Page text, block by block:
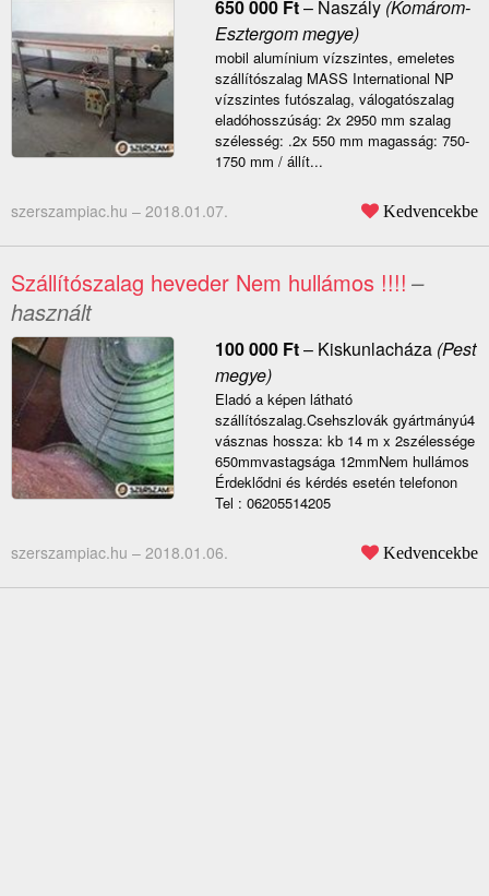
650 000 Ft– Naszály(Komárom-
Esztergom megye)
mobil alumínium vízszintes, emeletes
szállítószalag MASS International NP
vízszintes futószalag, válogatószalag
eladóhosszúság: 2x 2950 mm szalag
szélesség: .2x 550 mm magasság: 750-
1750 mm / állít...
szerszampiac.hu – 2018.01.07. Kedvencekbe
Szállítószalag heveder Nem hullámos !!!! –
használt
100 000 Ft– Kiskunlacháza(Pest
megye)
Eladó a képen látható
szállítószalag.Csehszlovák gyártmányú4
vásznas hossza: kb 14 m x 2szélessége
650mmvastagsága 12mmNem hullámos
Érdeklődni és kérdés esetén telefonon
Tel : 06205514205
szerszampiac.hu – 2018.01.06. Kedvencekbe